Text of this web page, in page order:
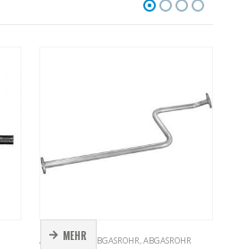
MEHR
ABGASROHR ABGASROHR,ABGASROHR